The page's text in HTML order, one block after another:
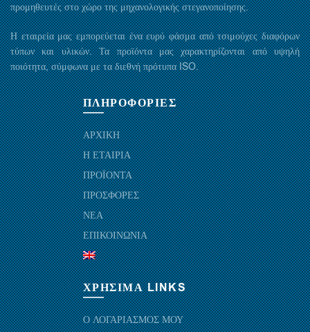
προμηθευτές στο χώρο της μηχανολογικής στεγανοποίησης.
Η εταιρεία μας εμπορεύεται ένα ευρύ φάσμα από τσιμούχες διαφόρων
τύπων και υλικών. Τα προϊόντα μας χαρακτηρίζονται από υψηλή
ποιότητα, σύμφωνα με τα διεθνή πρότυπα ISO.
ΠΛΗΡΟΦΟΡΙΕΣ
ΑΡΧΙΚΗ
Η ΕΤΑΙΡΙΑ
ΠΡΟΪΟΝΤΑ
ΠΡΟΣΦΟΡΕΣ
ΝΕΑ
ΕΠΙΚΟΙΝΩΝΙΑ
ΧΡΗΣΙΜΑ LINKS
Ο ΛΟΓΑΡΙΑΣΜΟΣ ΜΟΥ